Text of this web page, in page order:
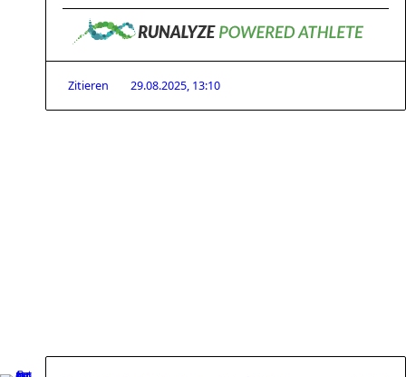
Zitieren 29.08.2025, 13:10